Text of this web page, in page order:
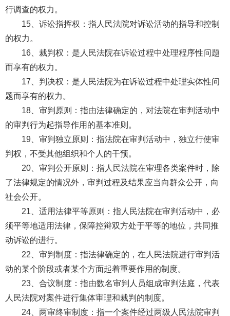
行调查的权力。
15、诉讼指挥权：指人民法院对诉讼活动的指导和控制
的权力。
16、裁判权：是人民法院在诉讼过程中处理程序性问题
而享有的权力。
17、判决权：是人民法院为在诉讼过程中处理实体性问
题而享有的权力。
18、审判原则：指由法律确定的，对法院在审判活动中
的审判行为起指导作用的基本准则。
19、审判独立原则：指法院在审判活动中，独立行使审
判权，不受其他组织和个人的干预。
20、审判公开原则：指人民法院在审理各类案件时，除
了法律规定的情况外，审判过程及结果应当向群众公开，向
社会公开。
21、适用法律平等原则：指人民法院在审判活动中，必
须平等地适用法律，保障控辩双方处于平等的地位，共同推
动诉讼的进行。
22、审判制度：指法律确定的，在人民法院进行审判活
动的某个阶段或者某个方面起着重要作用的制度。
23、合议制度：指由数名审判人员组成审判法庭，代表
人民法院对案件进行集体审理和裁判的制度。
24、两审终审制度：指一个案件经过两级人民法院审判